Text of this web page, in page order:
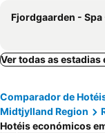
Fjordgaarden - Spa - Hotel
Ver todas as estadias
Comparador de
Midtjylland Region
Hotéis económicos